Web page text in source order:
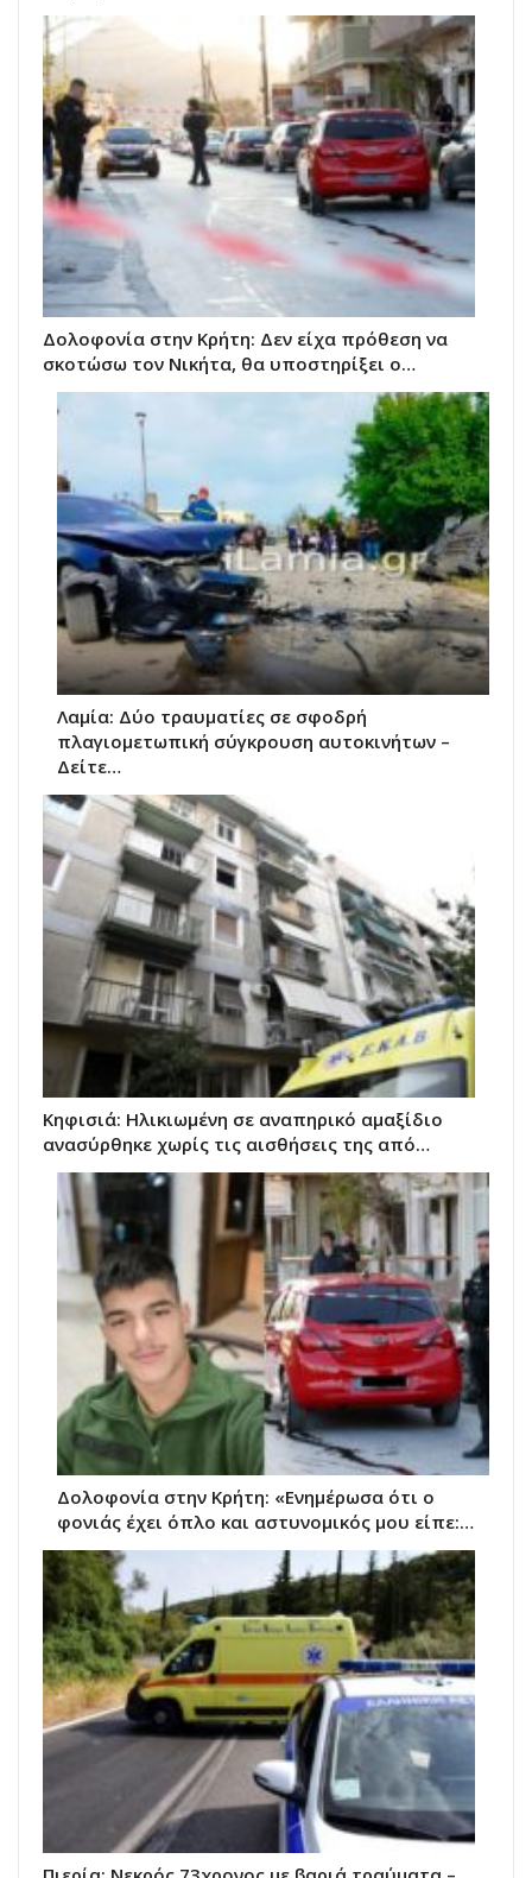
Δολοφονία στην Κρήτη: Δεν είχα πρόθεση να
σκοτώσω τον Νικήτα, θα υποστηρίξει ο…
Λαμία: Δύο τραυματίες σε σφοδρή
πλαγιομετωπική σύγκρουση αυτοκινήτων –
Δείτε…
Κηφισιά: Ηλικιωμένη σε αναπηρικό αμαξίδιο
ανασύρθηκε χωρίς τις αισθήσεις της από…
Δολοφονία στην Κρήτη: «Ενημέρωσα ότι ο
φονιάς έχει όπλο και αστυνομικός μου είπε:…